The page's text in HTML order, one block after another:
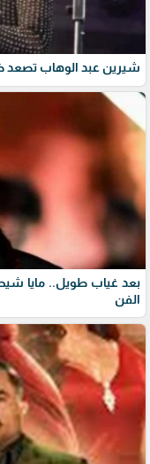
شيرين عبد الوهاب
بعد غياب طويل.. مايا
الفن